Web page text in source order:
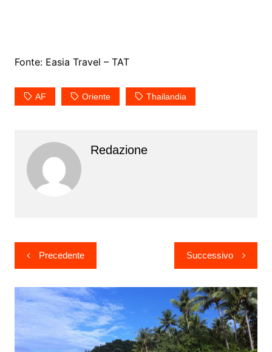
Fonte: Easia Travel – TAT
AF Oriente Thailandia
Redazione
Navigazione
articoli
Precedente Successivo